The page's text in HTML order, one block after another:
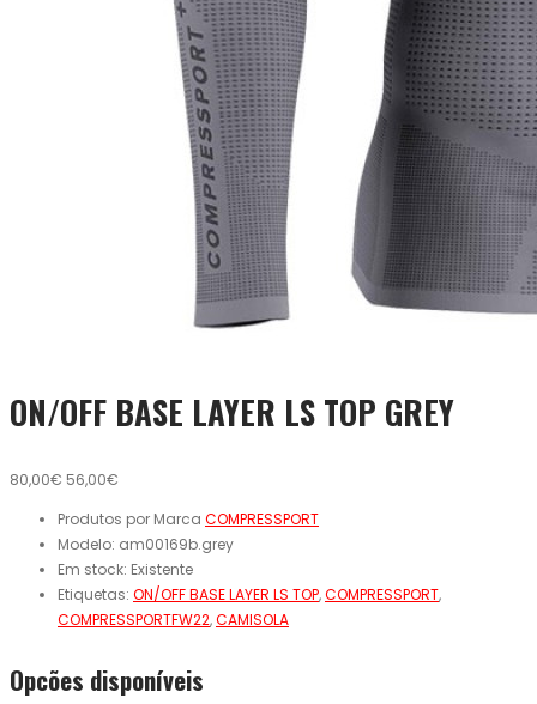
ON/OFF BASE LAYER LS TOP GREY
80,00€ 56,00€
Produtos por Marca COMPRESSPORT
Modelo: am00169b.grey
Em stock: Existente
Etiquetas: ON/OFF BASE LAYER LS TOP,COMPRESSPORT,
COMPRESSPORTFW22,CAMISOLA
Opcões disponíveis